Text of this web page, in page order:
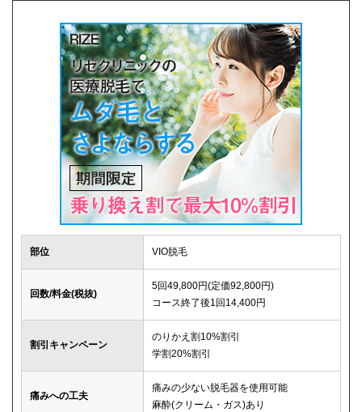
部位 VIO脱毛
回数/料金(税抜)
5回49,800円(定価92,800円)
コース終了後1回14,400円
割引キャンペーン
のりかえ割10%割引
学割20%割引
痛みへの工夫
痛みの少ない脱毛器を使用可能
麻酔(クリーム・ガス)あり